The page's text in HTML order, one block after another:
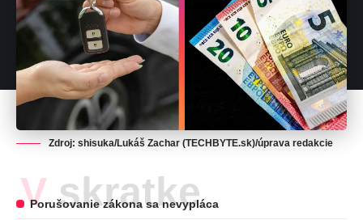
Zdroj: shisuka/Lukáš Zachar (TECHBYTE.sk)/úprava redakcie
V skratke
Porušovanie zákona sa nevypláca